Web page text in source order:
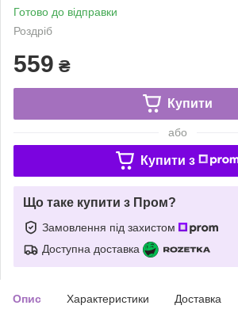
Готово до відправки
Роздріб
559 ₴
Купити
або
Купити з
Що таке купити з Пром?
Замовлення під захистом
Доступна доставка
Опис Характеристики Доставка